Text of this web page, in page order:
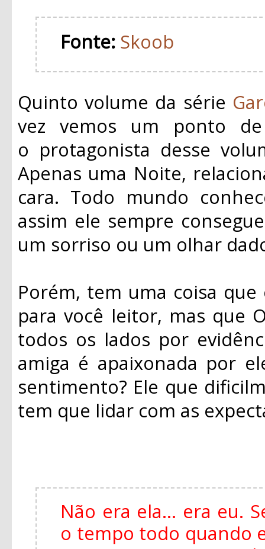
Fonte: Skoob
Quinto volume da série
vez vemos um ponto
o protagonista desse
Apenas uma Noite,
cara. Todo mundo
assim ele sempre
um sorriso ou um olhar
Porém, tem uma coisa
para você leitor, mas que
todos os lados por
amiga é apaixonada por
sentimento? Ele que
tem que lidar com as
Não era ela... era eu.
o tempo todo quando